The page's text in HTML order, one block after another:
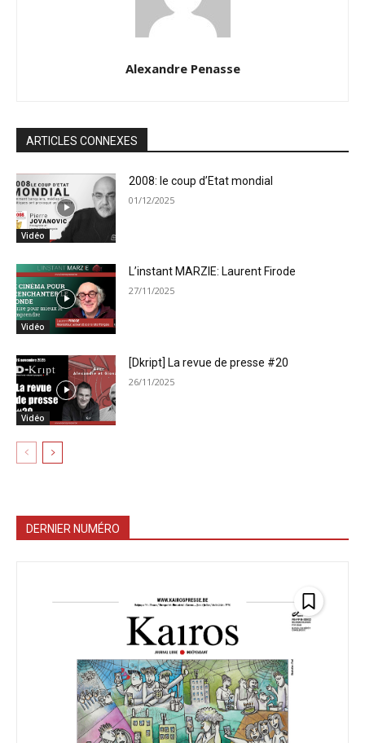
Alexandre Penasse
ARTICLES CONNEXES
Vidéo
2008: le coup d’Etat mondial
01/12/2025
Vidéo
L’instant MARZIE: Laurent Firode
27/11/2025
Vidéo
[Dkript] La revue de presse #20
26/11/2025
DERNIER NUMÉRO